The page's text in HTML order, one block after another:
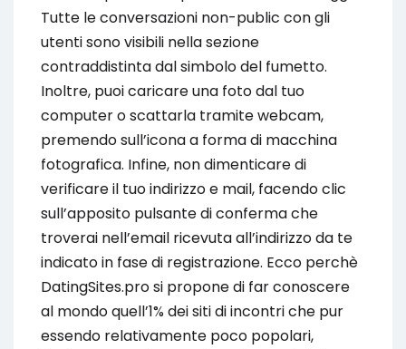
Tutte le conversazioni non-public con gli
utenti sono visibili nella sezione
contraddistinta dal simbolo del fumetto.
Inoltre, puoi caricare una foto dal tuo
computer o scattarla tramite webcam,
premendo sull’icona a forma di macchina
fotografica. Infine, non dimenticare di
verificare il tuo indirizzo e mail, facendo clic
sull’apposito pulsante di conferma che
troverai nell’email ricevuta all’indirizzo da te
indicato in fase di registrazione. Ecco perchè
DatingSites.pro si propone di far conoscere
al mondo quell’1% dei siti di incontri che pur
essendo relativamente poco popolari,